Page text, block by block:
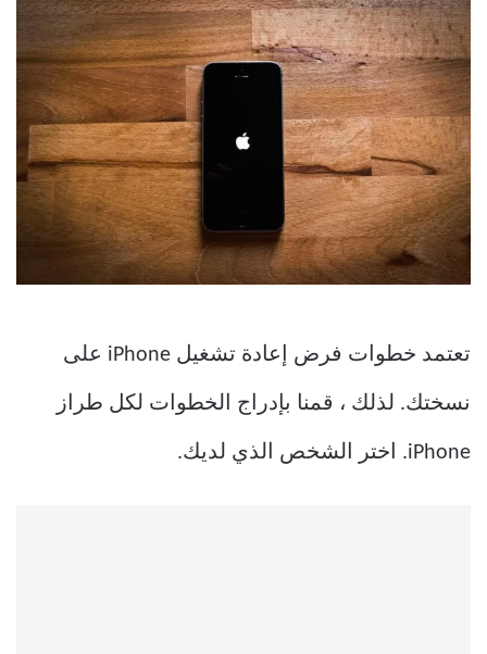
تعتمد خطوات فرض إعادة تشغيل iPhone على
نسختك. لذلك ، قمنا بإدراج الخطوات لكل طراز
iPhone. اختر الشخص الذي لديك.